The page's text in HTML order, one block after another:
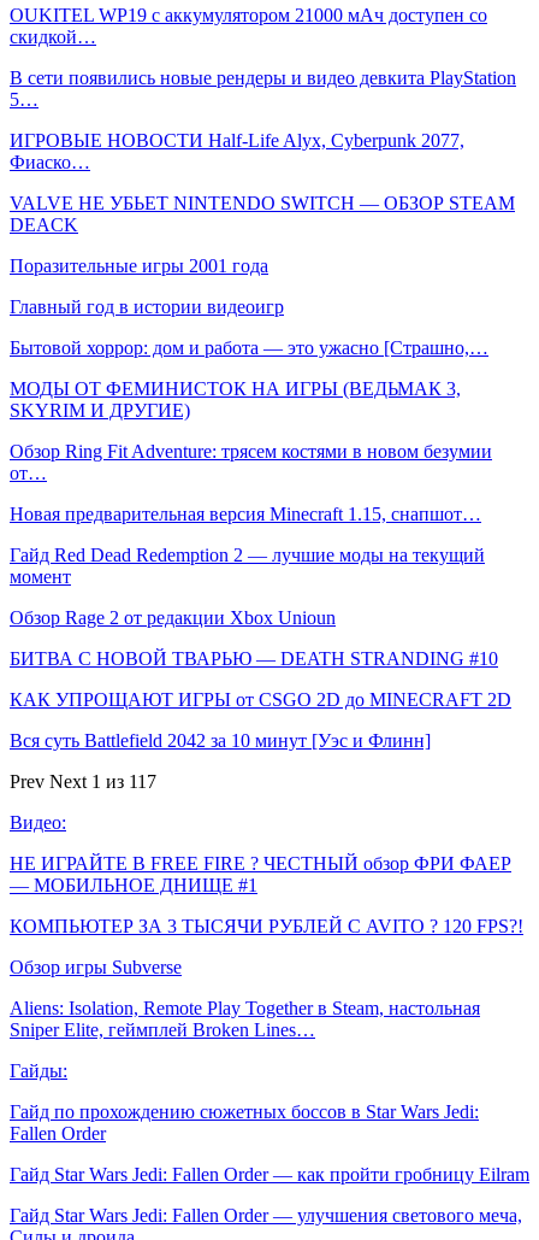
OUKITEL WP19 с аккумулятором 21000 мАч доступен со
скидкой…
В сети появились новые рендеры и видео девкита PlayStation
5…
ИГРОВЫЕ НОВОСТИ Half-Life Alyx, Cyberpunk 2077,
Фиаско…
VALVE НЕ УБЬЕТ NINTENDO SWITCH — ОБЗОР STEAM
DEACK
Поразительные игры 2001 года
Главный год в истории видеоигр
Бытовой хоррор: дом и работа — это ужасно [Страшно,…
МОДЫ ОТ ФЕМИНИСТОК НА ИГРЫ (ВЕДЬМАК 3,
SKYRIM И ДРУГИЕ)
Обзор Ring Fit Adventure: трясем костями в новом безумии
от…
Новая предва­ри­тель­ная версия Minecraft 1.15, снапшот…
Гайд Red Dead Redemption 2 — лучшие моды на текущий
момент
Обзор Rage 2 от редакции Xbox Unioun
БИТВА С НОВОЙ ТВАРЬЮ — DEATH STRANDING #10
КАК УПРОЩАЮТ ИГРЫ от CSGO 2D до MINECRAFT 2D
Вся суть Battlefield 2042 за 10 минут [Уэс и Флинн]
Prev Next 1 из 117
Видео:
НЕ ИГРАЙТЕ В FREE FIRE ? ЧЕСТНЫЙ обзор ФРИ ФАЕР
— МОБИЛЬНОЕ ДНИЩЕ #1
КОМПЬЮТЕР ЗА 3 ТЫСЯЧИ РУБЛЕЙ С AVITO ? 120 FPS?!
Обзор игры Subverse
Aliens: Isolation, Remote Play Together в Steam, настольная
Sniper Elite, геймплей Broken Lines…
Гайды:
Гайд по прохождению сюжетных боссов в Star Wars Jedi:
Fallen Order
Гайд Star Wars Jedi: Fallen Order — как пройти гробницу Eilram
Гайд Star Wars Jedi: Fallen Order — улучшения светового меча,